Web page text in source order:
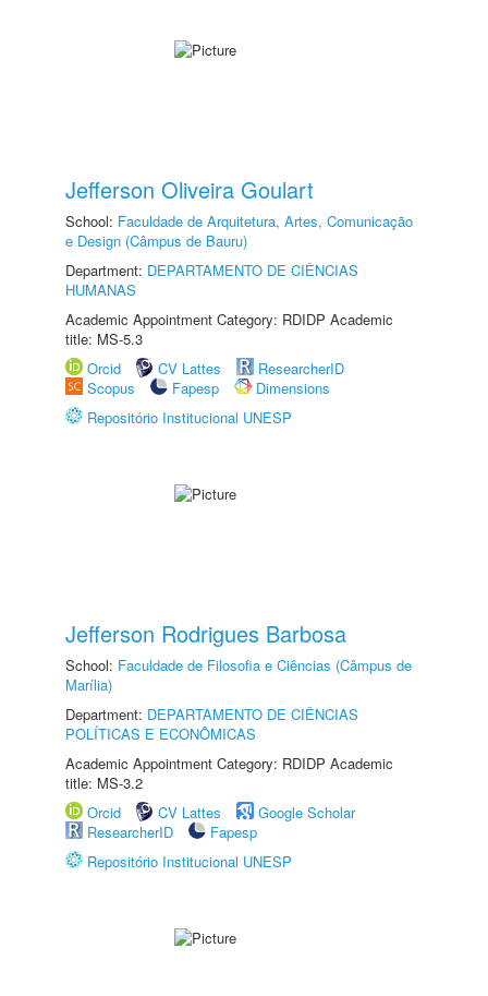
Jefferson Oliveira Goulart
School: Faculdade de Arquitetura, Artes, Comunicação
e Design (Câmpus de Bauru)
Department: DEPARTAMENTO DE CIÊNCIAS
HUMANAS
Academic Appointment Category: RDIDP Academic
title: MS-5.3
Orcid
CV Lattes
ResearcherID
Scopus
Fapesp
Dimensions
Repositório Institucional UNESP
Jefferson Rodrigues Barbosa
School: Faculdade de Filosofia e Ciências (Câmpus de
Marília)
Department: DEPARTAMENTO DE CIÊNCIAS
POLÍTICAS E ECONÔMICAS
Academic Appointment Category: RDIDP Academic
title: MS-3.2
Orcid
CV Lattes
Google Scholar
ResearcherID
Fapesp
Repositório Institucional UNESP